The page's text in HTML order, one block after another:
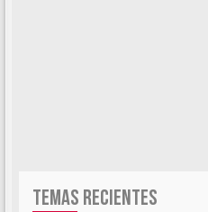
TEMAS RECIENTES